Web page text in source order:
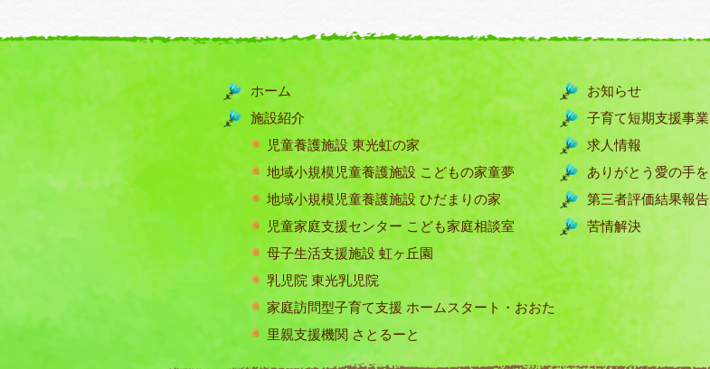
ホーム
施設紹介
児童養護施設 東光虹の家
地域小規模児童養護施設 こどもの家童夢
地域小規模児童養護施設 ひだまりの家
児童家庭支援センター こども家庭相談室
母子生活支援施設 虹ヶ丘園
乳児院 東光乳児院
家庭訪問型子育て支援 ホームスタート・おおた
里親支援機関 さとるーと
お知らせ
子育て短期支援事業
求人情報
ありがとう愛の手を
第三者評価結果報告
苦情解決